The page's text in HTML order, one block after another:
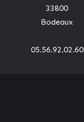
33800
Bodeaux
05.56.92.02.60